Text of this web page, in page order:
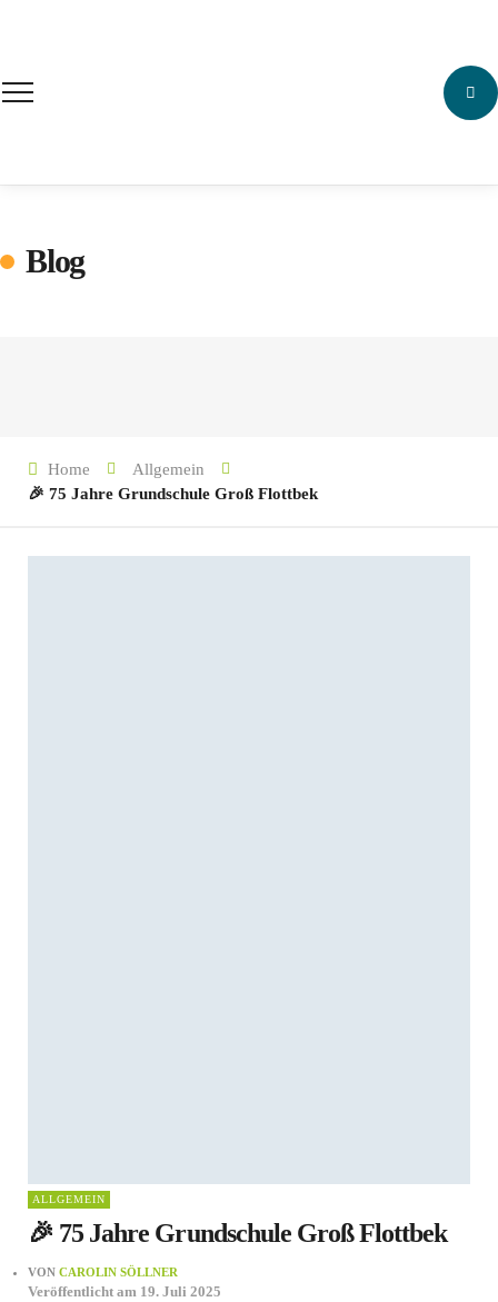
Blog
Home
Allgemein
🎉 75 Jahre Grundschule Groß Flottbek
ALLGEMEIN
🎉 75 Jahre Grundschule Groß Flottbek
VON CAROLIN SÖLLNER
Veröffentlicht am 19. Juli 2025